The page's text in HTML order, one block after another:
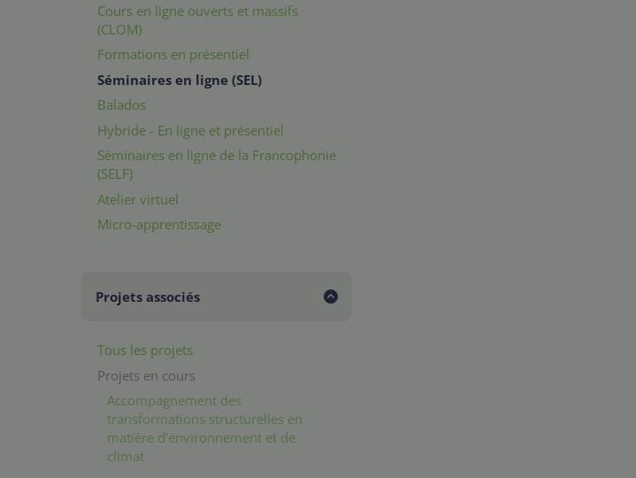
Cours en ligne ouverts et massifs
(CLOM)
Formations en présentiel
Séminaires en ligne (SEL)
Balados
Hybride - En ligne et présentiel
Séminaires en ligne de la Francophonie
(SELF)
Atelier virtuel
Micro-apprentissage
Projets associés
Tous les projets
Projets en cours
Accompagnement des
transformations structurelles en
matière d’environnement et de
climat